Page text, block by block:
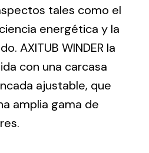
solares para todo tipo
tales como el
energética y la
AXITUB WINDER la
con una carcasa
ajustable, que
amplia gama de